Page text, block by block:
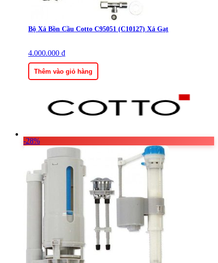
Bộ Xả Bồn Cầu Cotto C95051 (C10127) Xả Gạt
4.000.000 ₫
Thêm vào giỏ hàng
-28%